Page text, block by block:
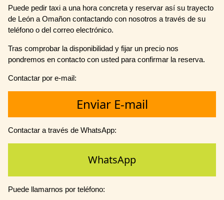
Puede pedir taxi a una hora concreta y reservar así su trayecto
de León a Omañon contactando con nosotros a través de su
teléfono o del correo electrónico.
Tras comprobar la disponibilidad y fijar un precio nos
pondremos en contacto con usted para confirmar la reserva.
Contactar por e-mail:
Enviar E-mail
Contactar a través de WhatsApp:
WhatsApp
Puede llamarnos por teléfono: